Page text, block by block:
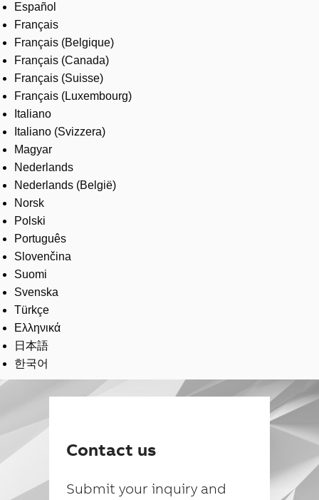
Español
Français
Français (Belgique)
Français (Canada)
Français (Suisse)
Français (Luxembourg)
Italiano
Italiano (Svizzera)
Magyar
Nederlands
Nederlands (België)
Norsk
Polski
Português
Slovenčina
Suomi
Svenska
Türkçe
Ελληνικά
日本語
한국어
Contact us
Submit your inquiry and